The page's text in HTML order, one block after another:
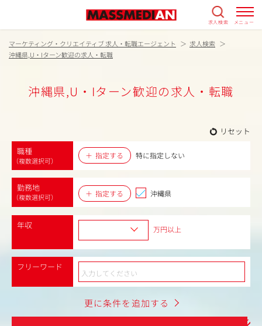
求人検索 メニュー
マーケティング・クリエイティブ 求人・転職エージェント
求人検索
沖縄県,U・Iターン歓迎の求人・転職
沖縄県,U・Iターン歓迎の求人・転職
リセット
職種
（複数選択可）
指定する 特に指定しない
勤務地
（複数選択可） 指定する 沖縄県
年収 万円以上
フリーワード
更に条件を追加する